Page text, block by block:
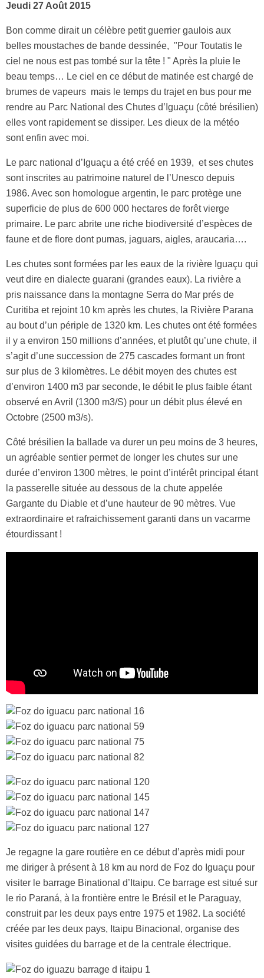
Jeudi 27 Août 2015
Bon comme dirait un célèbre petit guerrier gaulois aux
belles moustaches de bande dessinée, "Pour Toutatis le
ciel ne nous est pas tombé sur la tête ! " Après la pluie le
beau temps… Le ciel en ce début de matinée est chargé de
brumes de vapeurs mais le temps du trajet en bus pour me
rendre au Parc National des Chutes d’Iguaçu (côté brésilien)
elles vont rapidement se dissiper. Les dieux de la météo
sont enfin avec moi.
Le parc national d’Iguaçu a été créé en 1939, et ses chutes
sont inscrites au patrimoine naturel de l’Unesco depuis
1986. Avec son homologue argentin, le parc protège une
superficie de plus de 600 000 hectares de forêt vierge
primaire. Le parc abrite une riche biodiversité d’espèces de
faune et de flore dont pumas, jaguars, aigles, araucaria….
Les chutes sont formées par les eaux de la rivière Iguaçu qui
veut dire en dialecte guarani (grandes eaux). La rivière a
pris naissance dans la montagne Serra do Mar prés de
Curitiba et rejoint 10 km après les chutes, la Rivière Parana
au bout d’un périple de 1320 km. Les chutes ont été formées
il y a environ 150 millions d’années, et plutôt qu’une chute, il
s’agit d’une succession de 275 cascades formant un front
sur plus de 3 kilomètres. Le débit moyen des chutes est
d’environ 1400 m3 par seconde, le débit le plus faible étant
observé en Avril (1300 m3/S) pour un débit plus élevé en
Octobre (2500 m3/s).
Côté brésilien la ballade va durer un peu moins de 3 heures,
un agréable sentier permet de longer les chutes sur une
durée d’environ 1300 mètres, le point d’intérêt principal étant
la passerelle située au dessous de la chute appelée
Gargante du Diable et d’une hauteur de 90 mètres. Vue
extraordinaire et rafraichissement garanti dans un vacarme
étourdissant !
Je regagne la gare routière en ce début d’après midi pour
me diriger à présent à 18 km au nord de Foz do Iguaçu pour
visiter le barrage Binational d’Itaipu. Ce barrage est situé sur
le rio Paraná, à la frontière entre le Brésil et le Paraguay,
construit par les deux pays entre 1975 et 1982. La société
créée par les deux pays, Itaipu Binacional, organise des
visites guidées du barrage et de la centrale électrique.